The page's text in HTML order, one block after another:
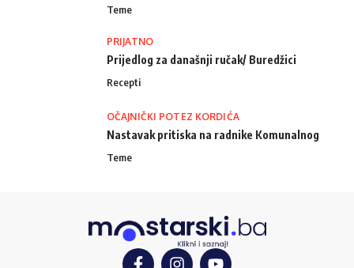
Teme
PRIJATNO
Prijedlog za današnji ručak/ Buredžici
Recepti
OČAJNIČKI POTEZ KORDIĆA
Nastavak pritiska na radnike Komunalnog
Teme